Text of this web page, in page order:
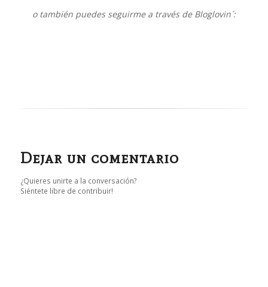
o también puedes seguirme a través de Bloglovin´:
Dejar un comentario
¿Quieres unirte a la conversación?
Siéntete libre de contribuir!